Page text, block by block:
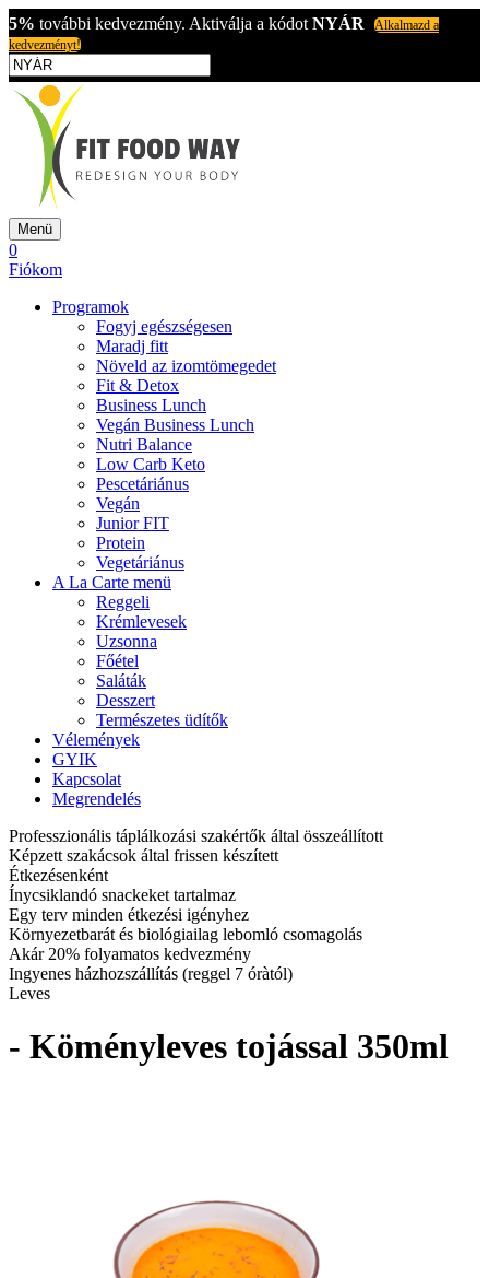
5% további kedvezmény. Aktiválja a kódot NYÁR
Alkalmazd a
kedvezményt!
Menü
0
Fiókom
Programok
Fogyj egészségesen
Maradj fitt
Növeld az izomtömegedet
Fit & Detox
Business Lunch
Vegán Business Lunch
Nutri Balance
Low Carb Keto
Pescetáriánus
Vegán
Junior FIT
Protein
Vegetáriánus
A La Carte menü
Reggeli
Krémlevesek
Uzsonna
Főétel
Saláták
Desszert
Természetes üdítők
Vélemények
GYIK
Kapcsolat
Megrendelés
Professzionális táplálkozási szakértők által összeállított
Képzett szakácsok által frissen készített
Étkezésenként
Ínycsiklandó snackeket tartalmaz
Egy terv minden étkezési igényhez
Környezetbarát és biológiailag lebomló csomagolás
Akár 20% folyamatos kedvezmény
Ingyenes házhozszállítás (reggel 7 óràtól)
Leves
- Köményleves tojással 350ml